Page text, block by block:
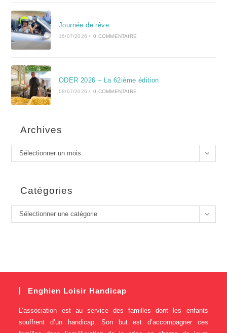
Journée de rêve
16/07/2026 / 0 COMMENTAIRE
ODER 2026 – La 62ième édition
08/07/2026 / 0 COMMENTAIRE
Archives
Sélectionner un mois
Catégories
Sélectionner une catégorie
Enghien Loisir Handicap
L’association est au service des familles dont les enfants
souffrent d’un handicap. Son but est d’accompagner ces